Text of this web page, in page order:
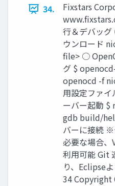
34.
Fixstars
行＆デバッ
ウンロード
file> ○
グ $
openocd -f
用設定ファ
ーバー起動
gdb build/
バーに接続
必要な場合
利用可能 Git
り、Eclipse
34 Copyright